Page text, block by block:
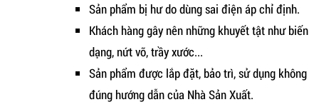
Sản phẩm bị hư do dùng sai điện áp chỉ định.
Khách hàng gây nên những khuyết tật như biến
dạng, nứt vỡ, trầy xước...
Sản phẩm được lắp đặt, bảo trì, sử dụng không
đúng hướng dẫn của Nhà Sản Xuất.